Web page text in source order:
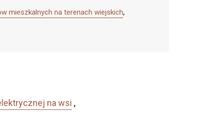
mieszkalnych na terenach wiejskich,
na wsi ,